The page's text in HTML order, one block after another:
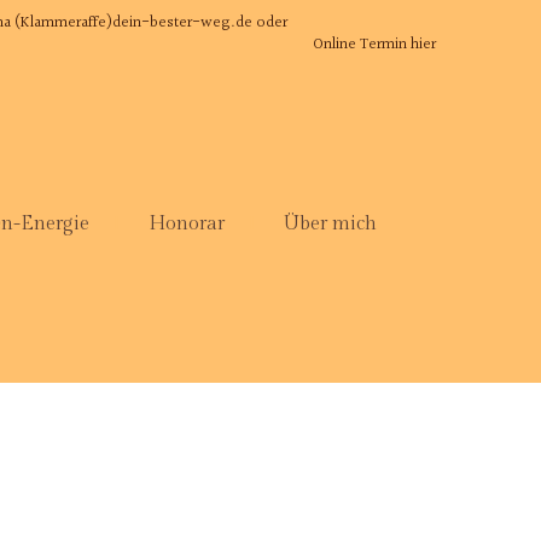
(Klammeraffe)dein-bester-weg.de oder
Online Termin hier
Energie Honorar Über mich